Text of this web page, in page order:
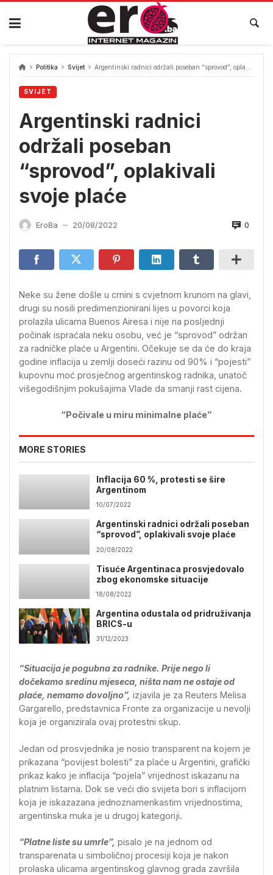
Skip
content
Politika Svijet Argentinski radnici održali poseban “sprovod”, oplakivali svoje plaće
SVIJET
Argentinski radnici
održali poseban
“sprovod”, oplakivali
svoje plaće
EroBa — 20/08/2022 0
Neke su žene došle u crnini s cvjetnom krunom na glavi,
drugi su nosili predimenzionirani lijes u povorci koja
prolazila ulicama Buenos Airesa i nije na posljednji
počinak ispraćala neku osobu, već je “sprovod” održan
za radničke plaće u Argentini. Očekuje se da će do kraja
godine inflacija u zemlji doseći razinu od 90% i “pojesti”
kupovnu moć prosječnog argentinskog radnika, unatoč
višegodišnjim pokušajima Vlade da smanji rast cijena.
“Počivale u miru minimalne plaće”
MORE STORIES
Inflacija 60 %, protesti se šire
Argentinom
10/07/2022
Argentinski radnici održali poseban
“sprovod”, oplakivali svoje plaće
20/08/2022
Tisuće Argentinaca prosvjedovalo
zbog ekonomske situacije
18/08/2022
Argentina odustala od pridruživanja
BRICS-u
31/12/2023
“Situacija je pogubna za radnike. Prije nego li
dočekamo sredinu mjeseca, ništa nam ne ostaje od
plaće, nemamo dovoljno”, izjavila je za Reuters Melisa
Gargarello, predstavnica Fronte za organizacije u nevolji
koja je organizirala ovaj protestni skup.
Jedan od prosvjednika je nosio transparent na kojem je
prikazana “povijest bolesti” za plaće u Argentini, grafički
prikaz kako je inflacija “pojela” vrijednost iskazanu na
platnim listama. Dok se veći dio svijeta bori s inflacijom
koja je iskazazana jednoznamenkastim vrijednostima,
argentinska muka je u drugoj kategoriji.
“Platne liste su umrle”, pisalo je na jednom od
transparenata u simboličnoj procesiji koja je nakon
prolaska ulicama argentinskog glavnog grada završila